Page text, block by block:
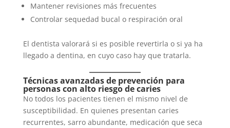
Mantener revisiones más frecuentes
Controlar sequedad bucal o respiración oral
El dentista valorará si es posible revertirla o si ya ha
llegado a dentina, en cuyo caso hay que tratarla.
Técnicas avanzadas de prevención para
personas con alto riesgo de caries
No todos los pacientes tienen el mismo nivel de
susceptibilidad. En quienes presentan caries
recurrentes, sarro abundante, medicación que seca